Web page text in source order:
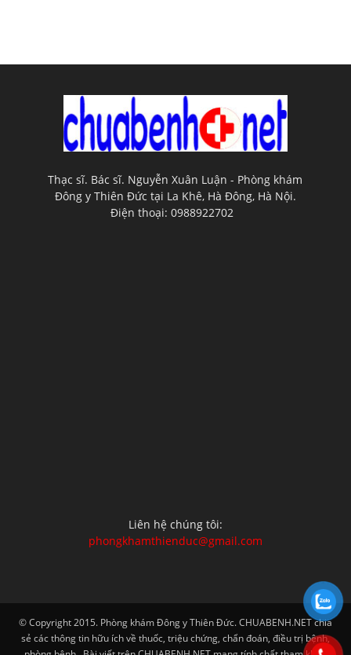
Thạc sĩ. Bác sĩ. Nguyễn Xuân Luận - Phòng khám
Đông y Thiên Đức tại La Khê, Hà Đông, Hà Nội.
Điện thoại: 0988922702
Liên hệ chúng tôi:
phongkhamthienduc@gmail.com
© Copyright 2015. Phòng khám Đông y Thiên Đức. CHUABENH.NET chia
sẻ các thông tin hữu ích về thuốc, triệu chứng, chẩn đoán, điều trị bệnh,